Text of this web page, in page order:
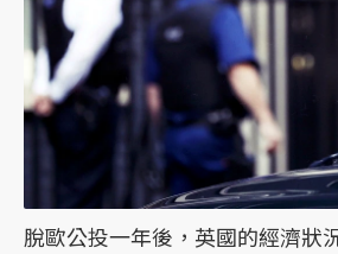
脫歐公投一年後，英國的經濟狀